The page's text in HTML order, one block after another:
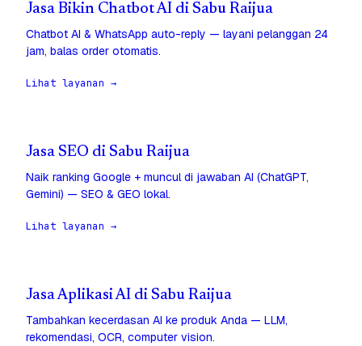
Jasa Bikin Chatbot AI di Sabu Raijua
Chatbot AI & WhatsApp auto-reply — layani pelanggan 24
jam, balas order otomatis.
Lihat layanan →
Jasa SEO di Sabu Raijua
Naik ranking Google + muncul di jawaban AI (ChatGPT,
Gemini) — SEO & GEO lokal.
Lihat layanan →
Jasa Aplikasi AI di Sabu Raijua
Tambahkan kecerdasan AI ke produk Anda — LLM,
rekomendasi, OCR, computer vision.